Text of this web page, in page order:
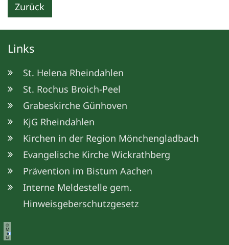
Zurück
Links
St. Helena Rheindahlen
St. Rochus Broich-Peel
Grabeskirche Günhoven
KjG Rheindahlen
Kirchen in der Region Mönchengladbach
Evangelische Kirche Wickrathberg
Prävention im Bistum Aachen
Interne Meldestelle gem.
Hinweisgeberschutzgesetz
©
M
e
ta